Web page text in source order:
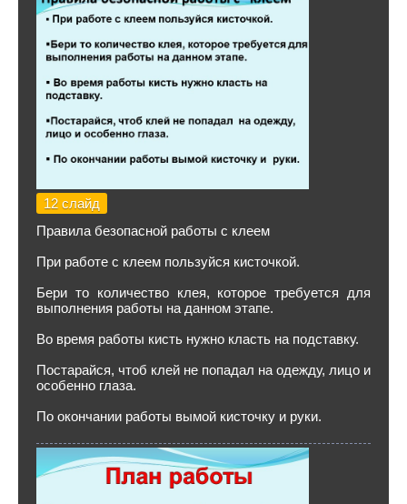
12 слайд
Правила безопасной работы с клеем
При работе с клеем пользуйся кисточкой.
Бери то количество клея, которое требуется для
выполнения работы на данном этапе.
Во время работы кисть нужно класть на подставку.
Постарайся, чтоб клей не попадал на одежду, лицо и
особенно глаза.
По окончании работы вымой кисточку и руки.